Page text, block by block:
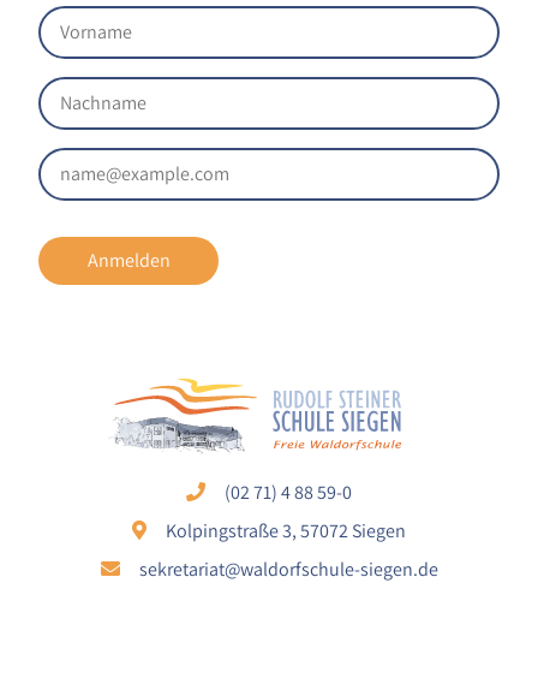
Anmelden
(02 71) 4 88 59-0
Kolpingstraße 3, 57072 Siegen
sekretariat@waldorfschule-siegen.de